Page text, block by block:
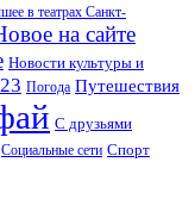
в театрах Санкт-
на сайте
Новости культуры и
Погода Путешествия
С друзьями
Социальные сети Спорт